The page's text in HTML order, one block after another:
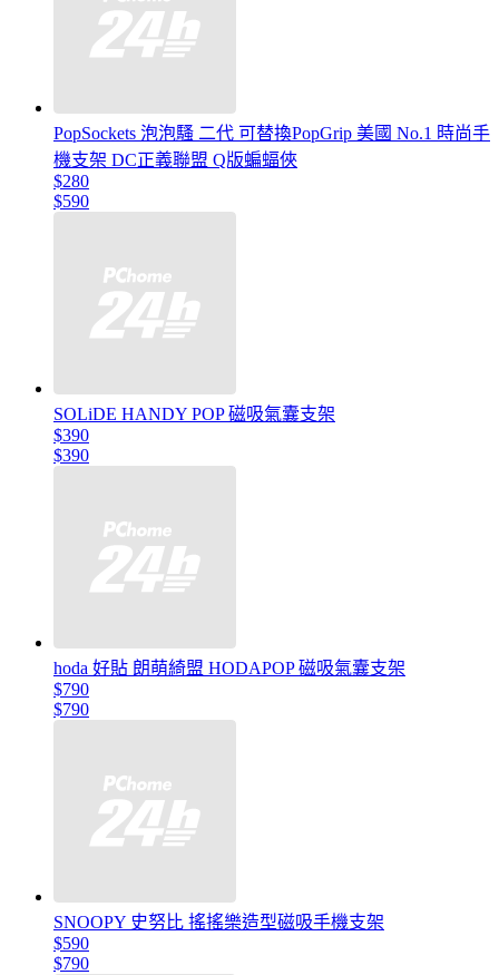
PopSockets 泡泡騷 二代 可替換PopGrip 美國 No.1 時尚手
機支架 DC正義聯盟 Q版蝙蝠俠
$280
$590
SOLiDE HANDY POP 磁吸氣囊支架
$390
$390
hoda 好貼 朗萌綺盟 HODAPOP 磁吸氣囊支架
$790
$790
SNOOPY 史努比 搖搖樂造型磁吸手機支架
$590
$790